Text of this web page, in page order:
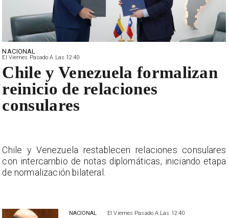
El Viernes Pasado A Las 12:40
NACIONAL
NACIONAL
El Viernes Pasado A Las 12:40
Chile y Venezuela formalizan
reinicio de relaciones
consulares
Chile y Venezuela restablecen relaciones consulares
con intercambio de notas diplomáticas, iniciando etapa
de normalización bilateral.